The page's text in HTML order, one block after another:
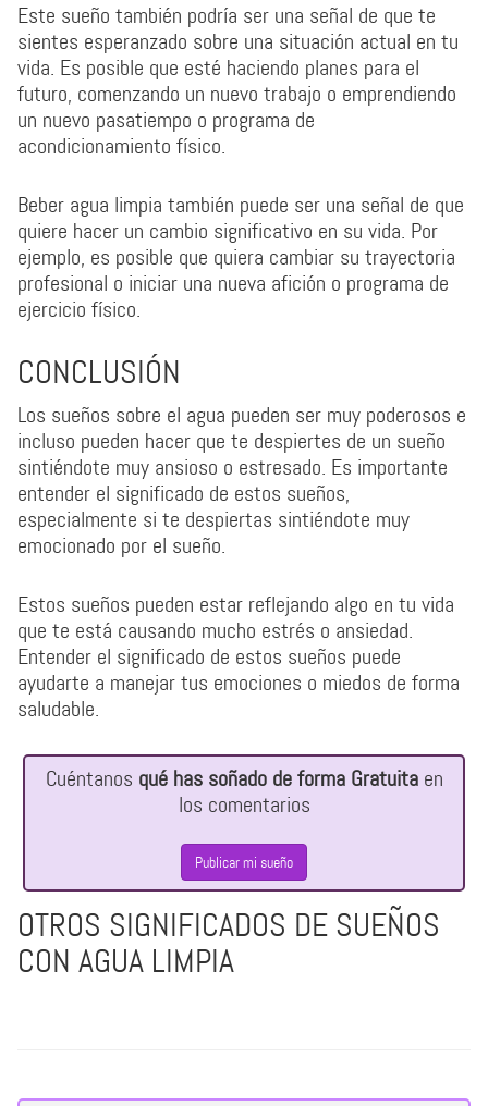
Este sueño también podría ser una señal de que te
sientes esperanzado sobre una situación actual en tu
vida. Es posible que esté haciendo planes para el
futuro, comenzando un nuevo trabajo o emprendiendo
un nuevo pasatiempo o programa de
acondicionamiento físico.
Beber agua limpia también puede ser una señal de que
quiere hacer un cambio significativo en su vida. Por
ejemplo, es posible que quiera cambiar su trayectoria
profesional o iniciar una nueva afición o programa de
ejercicio físico.
CONCLUSIÓN
Los sueños sobre el agua pueden ser muy poderosos e
incluso pueden hacer que te despiertes de un sueño
sintiéndote muy ansioso o estresado. Es importante
entender el significado de estos sueños,
especialmente si te despiertas sintiéndote muy
emocionado por el sueño.
Estos sueños pueden estar reflejando algo en tu vida
que te está causando mucho estrés o ansiedad.
Entender el significado de estos sueños puede
ayudarte a manejar tus emociones o miedos de forma
saludable.
Cuéntanos qué has soñado de forma Gratuitaen
los comentarios
Publicar mi sueño
OTROS SIGNIFICADOS DE SUEÑOS
CON AGUA LIMPIA